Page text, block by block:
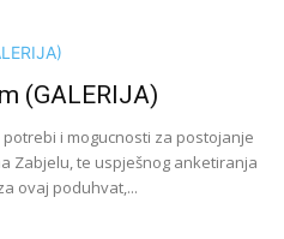
(GALERIJA)
i mogucnosti za postojanje
Zabjelu, te uspješnog anketiranja
ovaj poduhvat,...